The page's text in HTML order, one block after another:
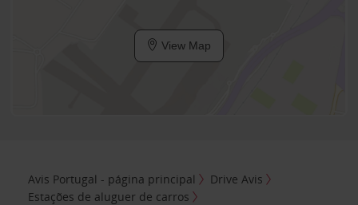
View Map
Avis Portugal - página principal
Drive Avis
Estações de aluguer de carros